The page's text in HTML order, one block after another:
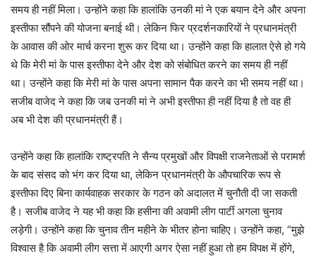
समय ही नहीं मिला। उन्होंने कहा कि हालांकि उनकी मां ने एक बयान देने और अपना
इस्तीफा सौंपने की योजना बनाई थी। लेकिन फिर प्रदर्शनकारियों ने प्रधानमंत्री
के आवास की ओर मार्च करना शुरू कर दिया था। उन्होंने कहा कि हालात ऐसे हो गये
थे कि मेरी मां के पास इस्तीफा देने और देश को संबोधित करने का समय ही नहीं
था। उन्होंने कहा कि मेरी मां के पास अपना सामान पैक करने का भी समय नहीं था।
सजीब वाजेद ने कहा कि जब उनकी मां ने अभी इस्तीफा ही नहीं दिया है तो वह ही
अब भी देश की प्रधानमंत्री हैं।
उन्होंने कहा कि हालांकि राष्ट्रपति ने सैन्य प्रमुखों और विपक्षी राजनेताओं से परामर्श
के बाद संसद को भंग कर दिया था, लेकिन प्रधानमंत्री के औपचारिक रूप से
इस्तीफा दिए बिना कार्यवाहक सरकार के गठन को अदालत में चुनौती दी जा सकती
है। सजीब वाजेद ने यह भी कहा कि हसीना की अवामी लीग पार्टी अगला चुनाव
लड़ेगी। उन्होंने कहा कि चुनाव तीन महीने के भीतर होना चाहिए। उन्होंने कहा, “मुझे
विश्वास है कि अवामी लीग सत्ता में आएगी अगर ऐसा नहीं हुआ तो हम विपक्ष में होंगे,